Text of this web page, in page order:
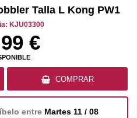
Talla L Kong PW1
KJU03300
€
COMPRAR
entre Martes 11 / 08